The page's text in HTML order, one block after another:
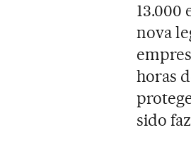
13.000
nova
horas
sido